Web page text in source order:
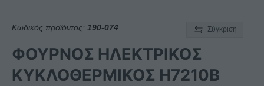
Κωδικός προϊόντος: 190-074 Σύγκριση
ΦΟΥΡΝΟΣ ΗΛΕΚΤΡΙΚΟΣ
ΚΥΚΛΟΘΕΡΜΙΚΟΣ H7210B